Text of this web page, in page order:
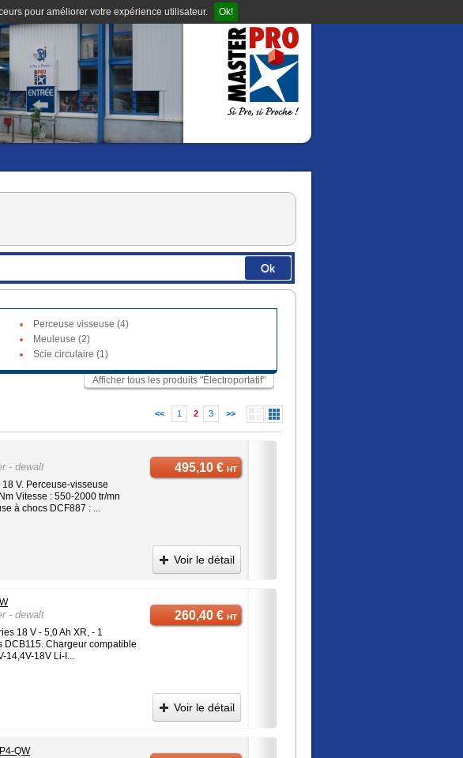
pour améliorer votre expérience utilisateur. Ok!
Ok
Perceuse visseuse (4)
Meuleuse (2)
Scie circulaire (1)
Afficher tous les produits "Électroportatif"
<< 1 2 3 >>
- dewalt
V. Perceuse-visseuse
Vitesse : 550-2000 tr/mn
à chocs DCF887 : ...
495,10 €HT
Voir le détail
- dewalt
18 V - 5,0 Ah XR, - 1
DCB115. Chargeur compatible
14,4V-18V Li-I...
260,40 €HT
Voir le détail
QW